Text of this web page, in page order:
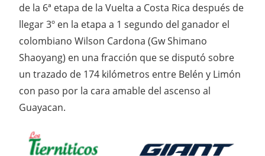
de la 6ª etapa de la Vuelta a Costa Rica después de
llegar 3º en la etapa a 1 segundo del ganador el
colombiano Wilson Cardona (Gw Shimano
Shaoyang) en una fracción que se disputó sobre
un trazado de 174 kilómetros entre Belén y Limón
con paso por la cara amable del ascenso al
Guayacan.